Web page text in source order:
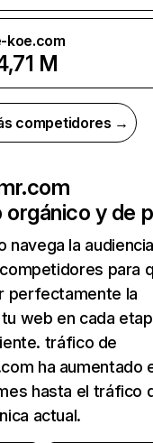
koe.com
M
competidores →
y de
navega la
para
perfectamente la
web en cada
tráfico de
ha aumentado
hasta el tráfico
actual.